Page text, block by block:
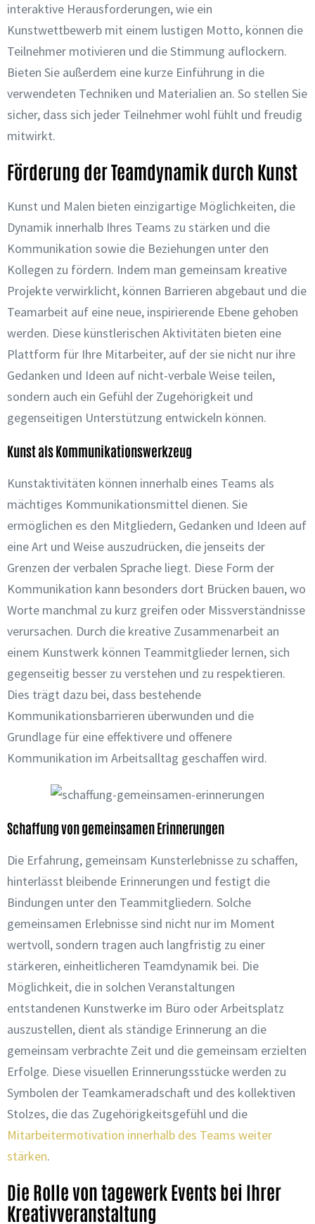
interaktive Herausforderungen, wie ein
Kunstwettbewerb mit einem lustigen Motto, können die
Teilnehmer motivieren und die Stimmung auflockern.
Bieten Sie außerdem eine kurze Einführung in die
verwendeten Techniken und Materialien an. So stellen Sie
sicher, dass sich jeder Teilnehmer wohl fühlt und freudig
mitwirkt.
Förderung der Teamdynamik durch Kunst
Kunst und Malen bieten einzigartige Möglichkeiten, die
Dynamik innerhalb Ihres Teams zu stärken und die
Kommunikation sowie die Beziehungen unter den
Kollegen zu fördern. Indem man gemeinsam kreative
Projekte verwirklicht, können Barrieren abgebaut und die
Teamarbeit auf eine neue, inspirierende Ebene gehoben
werden. Diese künstlerischen Aktivitäten bieten eine
Plattform für Ihre Mitarbeiter, auf der sie nicht nur ihre
Gedanken und Ideen auf nicht-verbale Weise teilen,
sondern auch ein Gefühl der Zugehörigkeit und
gegenseitigen Unterstützung entwickeln können.
Kunst als Kommunikationswerkzeug
Kunstaktivitäten können innerhalb eines Teams als
mächtiges Kommunikationsmittel dienen. Sie
ermöglichen es den Mitgliedern, Gedanken und Ideen auf
eine Art und Weise auszudrücken, die jenseits der
Grenzen der verbalen Sprache liegt. Diese Form der
Kommunikation kann besonders dort Brücken bauen, wo
Worte manchmal zu kurz greifen oder Missverständnisse
verursachen. Durch die kreative Zusammenarbeit an
einem Kunstwerk können Teammitglieder lernen, sich
gegenseitig besser zu verstehen und zu respektieren.
Dies trägt dazu bei, dass bestehende
Kommunikationsbarrieren überwunden und die
Grundlage für eine effektivere und offenere
Kommunikation im Arbeitsalltag geschaffen wird.
Schaffung von gemeinsamen Erinnerungen
Die Erfahrung, gemeinsam Kunsterlebnisse zu schaffen,
hinterlässt bleibende Erinnerungen und festigt die
Bindungen unter den Teammitgliedern. Solche
gemeinsamen Erlebnisse sind nicht nur im Moment
wertvoll, sondern tragen auch langfristig zu einer
stärkeren, einheitlicheren Teamdynamik bei. Die
Möglichkeit, die in solchen Veranstaltungen
entstandenen Kunstwerke im Büro oder Arbeitsplatz
auszustellen, dient als ständige Erinnerung an die
gemeinsam verbrachte Zeit und die gemeinsam erzielten
Erfolge. Diese visuellen Erinnerungsstücke werden zu
Symbolen der Teamkameradschaft und des kollektiven
Stolzes, die das Zugehörigkeitsgefühl und die
Mitarbeitermotivation innerhalb des Teams weiter
stärken.
Die Rolle von tagewerk Events bei Ihrer
Kreativveranstaltung